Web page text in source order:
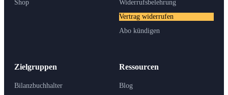
Shop
Zielgruppen
Bilanzbuchhalter
Ressourcen
Blog
Widerrufsbelehrung
Vertrag widerrufen
Abo kündigen